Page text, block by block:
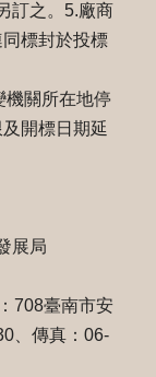
訂之。5.廠商
標封於投標
機關所在地停
開標日期延
展局
708臺南市安
、傳真：06-